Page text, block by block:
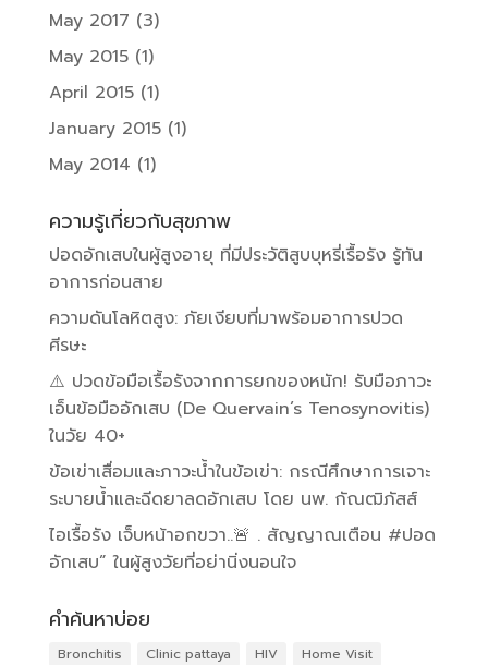
May 2017 (3)
May 2015(1)
April 2015(1)
January 2015(1)
May 2014 (1)
ความรู้เกี่ยวกับสุขภาพ
ปอดอักเสบในผู้สูงอายุ ที่มีประวัติสูบบุหรี่เรื้อรัง รู้ทัน
อาการก่อนสาย
ความดันโลหิตสูง: ภัยเงียบที่มาพร้อมอาการปวด
ศีรษะ
⚠️ ปวดข้อมือเรื้อรังจากการยกของหนัก! รับมือภาวะ
เอ็นข้อมืออักเสบ (De Quervain’s Tenosynovitis)
ในวัย 40+
ข้อเข่าเสื่อมและภาวะน้ำในข้อเข่า: กรณีศึกษาการเจาะ
ระบายน้ำและฉีดยาลดอักเสบ โดย นพ. กัณฒิภัสส์
ไอเรื้อรัง เจ็บหน้าอกขวา..🚨 . สัญญาณเตือน #ปอด
อักเสบ” ในผู้สูงวัยที่อย่านิ่งนอนใจ
คำค้นหาบ่อย
Bronchitis Clinic pattaya HIV
Home Visit